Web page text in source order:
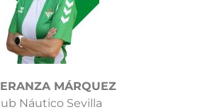
MÁRQUEZ
Náutico Sevilla